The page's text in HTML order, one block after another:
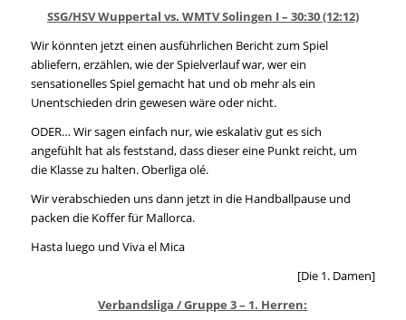
SSG/HSV Wuppertal vs. WMTV Solingen I – 30:30 (12:12)
Wir könnten jetzt einen ausführlichen Bericht zum Spiel
abliefern, erzählen, wie der Spielverlauf war, wer ein
sensationelles Spiel gemacht hat und ob mehr als ein
Unentschieden drin gewesen wäre oder nicht.
ODER… Wir sagen einfach nur, wie eskalativ gut es sich
angefühlt hat als feststand, dass dieser eine Punkt reicht, um
die Klasse zu halten. Oberliga olé.
Wir verabschieden uns dann jetzt in die Handballpause und
packen die Koffer für Mallorca.
Hasta luego und Viva el Mica
[Die 1. Damen]
Verbandsliga / Gruppe 3 – 1. Herren: